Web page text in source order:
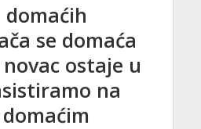
se domaća
ostaje u
na